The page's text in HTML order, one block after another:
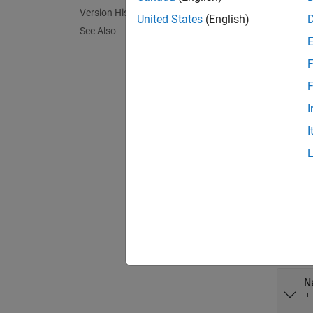
Version History
See Also
Do
United States (English)